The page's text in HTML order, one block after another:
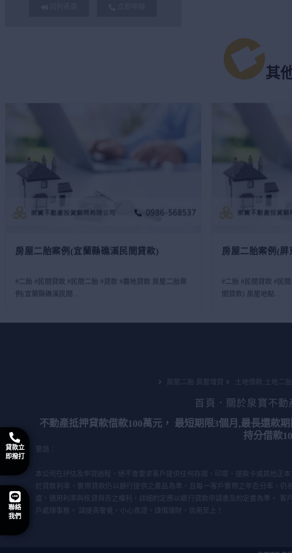
其
房屋二胎案例(宜蘭縣礁溪民間貸款)
#二胎 #民間貸款 #民間二胎 #貸款 #農地貸款 房屋二胎案
例(宜蘭縣礁溪民間...
房屋二胎案例(
#二胎 #民間貸款 #民
間貸款) 房屋地點...
房屋二胎 房屋增貸 土地借款 土地二胎
首頁 ． 關於泉寶不動
不動產抵押貸款借款100萬元， 最短期限3個月,最長還款
持分借款
警語：
本公司在評估及申貸過程，絕不會要求客戶提供任何存摺、印章、提款卡或其他正
於貸款利率，實際貸款仍以銀行提供之產品為準，且每一客戶實際之年百分率，
度、適用利率與核貸與否之權利，詳細約定應以銀行貸款申請書及約定書為準。
戶處理事務。 請提高警覺，小心查證。謹慎理財，信用至上！
貸款立
即撥打
聯絡
我們